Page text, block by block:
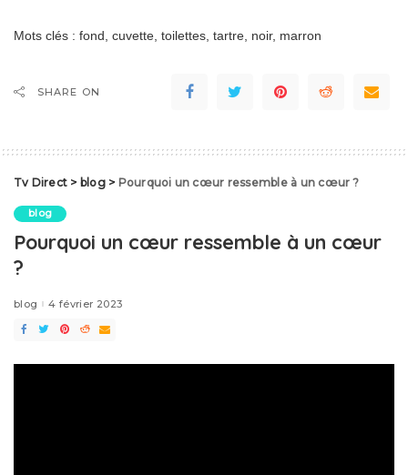
Mots clés : fond, cuvette, toilettes, tartre, noir, marron
SHARE ON
Tv Direct > blog> Pourquoi un cœur ressemble à un cœur ?
blog
Pourquoi un cœur ressemble à un cœur
?
blog 4 février 2023